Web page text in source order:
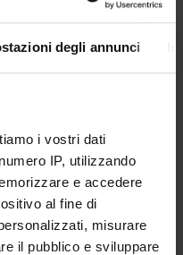
degli annunci
i vostri dati
IP, utilizzando
e accedere
al fine di
misurare
il pubblico e sviluppare